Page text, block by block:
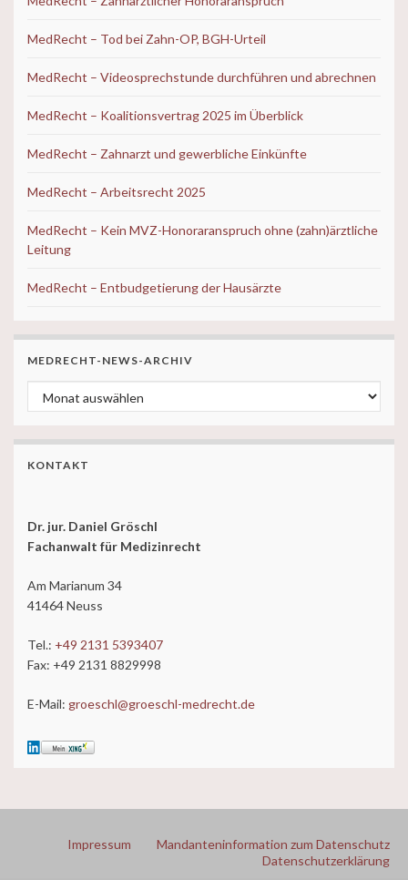
MedRecht – Tod bei Zahn-OP, BGH-Urteil
MedRecht – Videosprechstunde durchführen und abrechnen
MedRecht – Koalitionsvertrag 2025 im Überblick
MedRecht – Zahnarzt und gewerbliche Einkünfte
MedRecht – Arbeitsrecht 2025
MedRecht – Kein MVZ-Honoraranspruch ohne (zahn)ärztliche
Leitung
MedRecht – Entbudgetierung der Hausärzte
MEDRECHT-NEWS-ARCHIV
MedRecht-News-ARCHIV
KONTAKT
Dr. jur. Daniel Gröschl
Fachanwalt für Medizinrecht
Am Marianum 34
41464 Neuss
Tel.: +49 2131 5393407
Fax: +49 2131 8829998
E-Mail: groeschl@groeschl-medrecht.de
Impressum
Mandanteninformation zum Datenschutz
Datenschutzerklärung